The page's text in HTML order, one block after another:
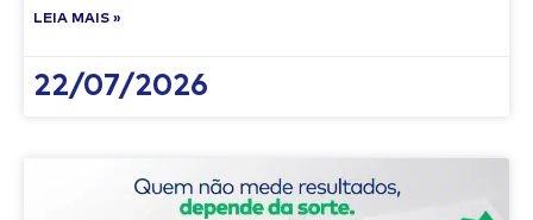
LEIA MAIS »
22/07/2026